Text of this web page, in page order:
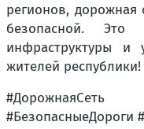
регионов, дорожная
безопасной.
инфраструктуры и
жителей республики!
#ДорожнаяСеть
#БезопасныеДороги